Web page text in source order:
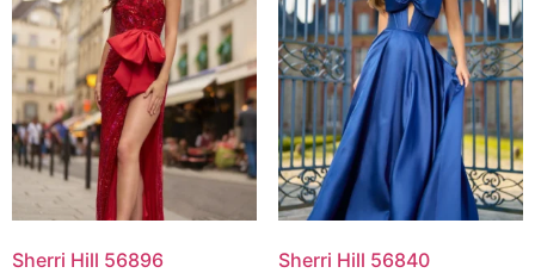
Sherri Hill 56896 Sherri Hill 56840